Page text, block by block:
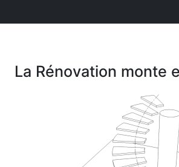
La Rénovation monte